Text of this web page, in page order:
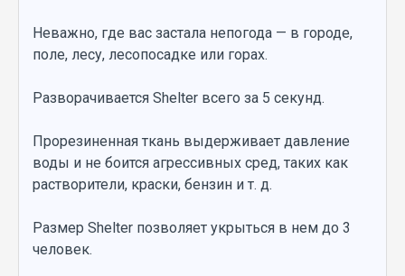
Неважно, где вас застала непогода — в городе,
поле, лесу, лесопосадке или горах.
Разворачивается Shelter всего за 5 секунд.
Прорезиненная ткань выдерживает давление
воды и не боится агрессивных сред, таких как
растворители, краски, бензин и т. д.
Размер Shelter позволяет укрыться в нем до 3
человек.